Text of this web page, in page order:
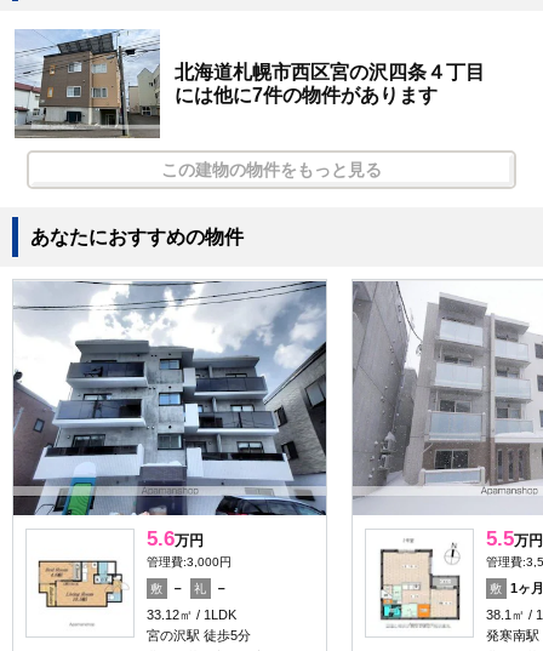
北海道札幌市西区宮の沢四条４丁目
には他に7件の物件があります
この建物の物件をもっと見る
あなたにおすすめの物件
5.6万円
管理費:3,000円
敷 － 礼
－
33.12㎡
1LDK
宮の沢駅 徒歩5分
5.5万円
管理費
敷
1ヶ月
38.1㎡
発寒南駅